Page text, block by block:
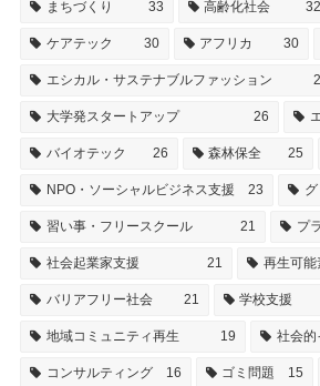
まちづくり 33 高齢化社会 32
ケアテック 30 アフリカ 30
エシカル・サステナブルファッション
大学発スタートアップ 26
バイオテック 26 森林保全 25
NPO・ソーシャルビジネス支援 23
習い事・フリースクール 21 プ
社会起業家支援 21 再生可能
バリアフリー社会 21 学校支援
地域コミュニティ再生 19 社会的
コンサルティング 16 ゴミ問題 15